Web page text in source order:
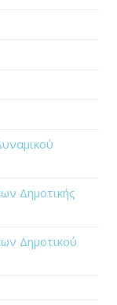
Δημοτικής
Δημοτικού